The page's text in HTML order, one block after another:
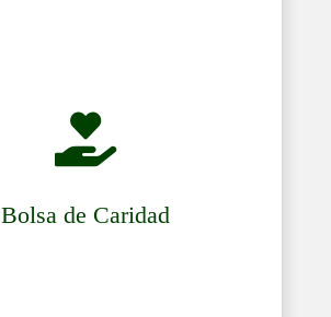

Bolsa de Caridad